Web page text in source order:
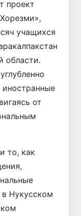
проект
учащихся
области.
от
то, как
в Нукусском